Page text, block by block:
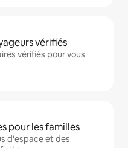
vérifiés
vérifiés pour vous
pour les familles
d'espace et des